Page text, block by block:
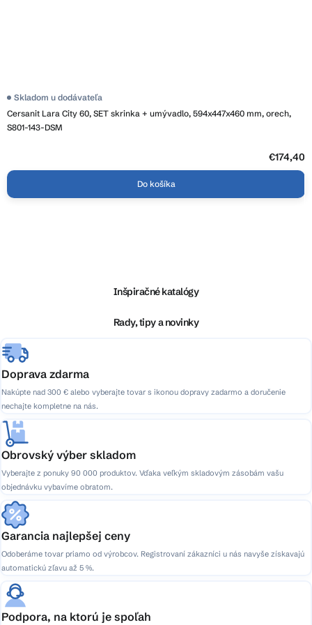
Cersanit Lara City 60, SET skrinka + umývadlo, 594x447x460 mm, orech,
S801-143-DSM
Skladom u dodávateľa
€174,40
Do košíka
e
Inšpiračné katalógy
Rady, tipy a novinky
Doprava zdarma
Nakúpte nad 300 € alebo vyberajte tovar s ikonou dopravy zadarmo a doručenie
nechajte kompletne na nás.
Obrovský výber skladom
Vyberajte z ponuky 90 000 produktov. Vďaka veľkým skladovým zásobám vašu
objednávku vybavíme obratom.
Garancia najlepšej ceny
Odoberáme tovar priamo od výrobcov. Registrovaní zákazníci u nás navyše získavajú
automatickú zľavu až 5 %.
Podpora, na ktorú je spoľah